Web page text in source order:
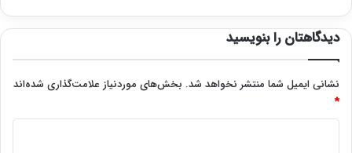
دیدگاهتان را بنویسید
نشانی ایمیل شما منتشر نخواهد شد. بخش‌های موردنیاز علامت‌گذاری شده‌اند
*